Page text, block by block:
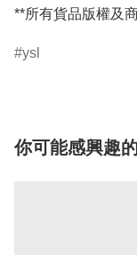
**所有貨品版權及
ysl
你可能感興趣